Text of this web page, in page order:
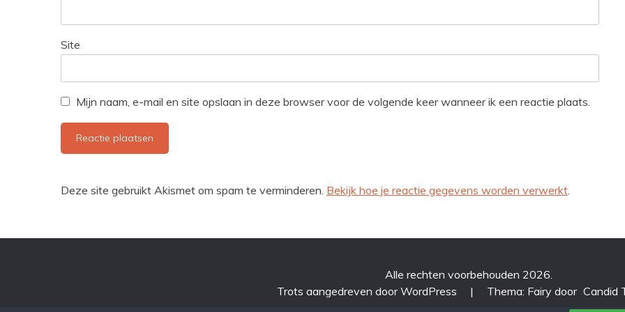
Site
Mijn naam, e-mail en site opslaan in deze browser voor de volgende keer wanneer ik een reactie plaats.
Deze site gebruikt Akismet om spam te verminderen. Bekijk hoe je reactie gegevens worden verwerkt
Alle rechten voorbehouden 2026.
Trots aangedreven door WordPress
| Thema: Fairy door Candid